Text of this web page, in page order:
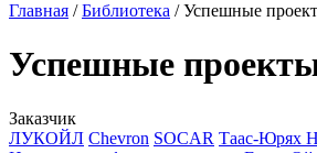
Главная /Библиотека /Успешные
Успешные
Заказчик
ЛУКОЙЛ Chevron SOCAR Таас-Юрях